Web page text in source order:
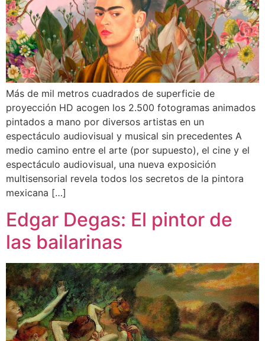
Más de mil metros cuadrados de superficie de
proyección HD acogen los 2.500 fotogramas animados
pintados a mano por diversos artistas en un
espectáculo audiovisual y musical sin precedentes A
medio camino entre el arte (por supuesto), el cine y el
espectáculo audiovisual, una nueva exposición
multisensorial revela todos los secretos de la pintora
mexicana […]
Edgar Degas: El pintor de
las bailarinas